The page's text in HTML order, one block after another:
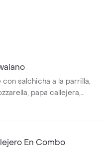
salchicha a la parrilla,
papa callejera,
y salsa de tomate en
En Combo